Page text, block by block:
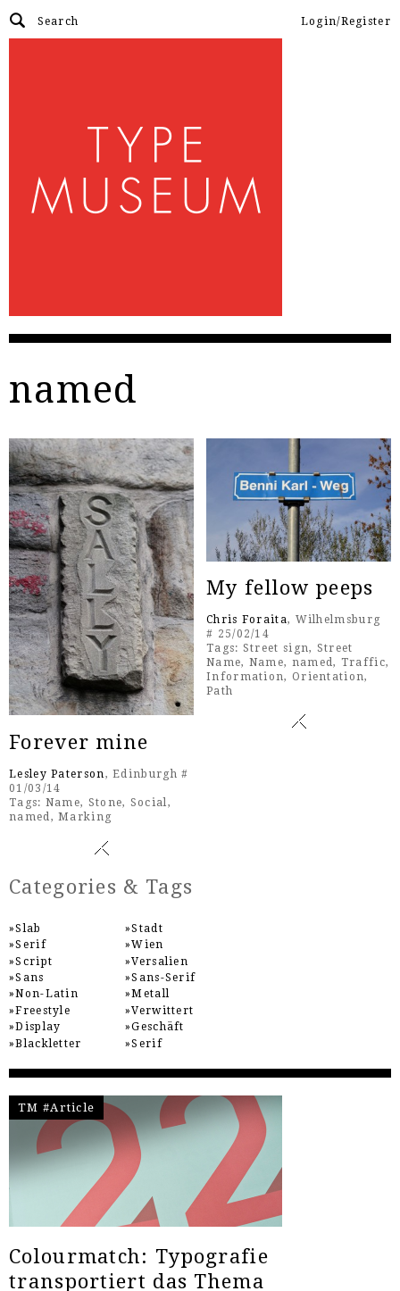
Login/Register
named
Forever mine
Lesley Paterson , Edinburgh #
01/03/14
Tags: Name, Stone, Social ,
named ,Marking
My fellow peeps
Chris Foraita, Wilhelmsburg
# 25/02/14
Tags: Street sign, Street
Name, Name, named, Traffic,
Information, Orientation,
Path
Categories & Tags
Slab
Serif
Script
Sans
Non-Latin
Freestyle
Display
Blackletter
Stadt
Wien
Versalien
Sans-Serif
Metall
Verwittert
Geschäft
Serif
TM #Article
Colourmatch: Typografie
transportiert das Thema